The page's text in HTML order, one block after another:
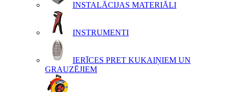
INSTALĀCIJAS MATERIĀLI
INSTRUMENTI
IERĪCES PRET KUKAIŅIEM UN
GRAUZĒJIEM